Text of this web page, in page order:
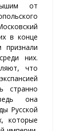
от
в конце
признали
них.
что
странно
она
Русской
которые